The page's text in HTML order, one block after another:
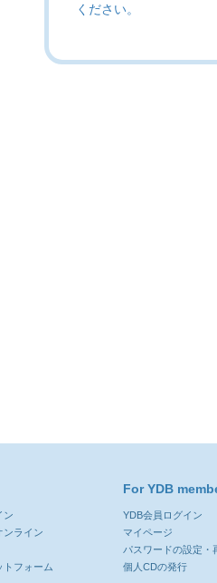
ください。
ン
ンライン
トフォーム
For YDB
YDB会員ログイン
マイページ
パスワードの設定・
個人CDの発行